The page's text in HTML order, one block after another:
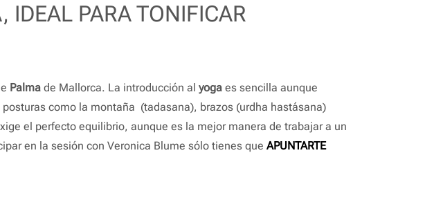
PARA TONIFICAR
Palma de Mallorca. La introducción al yoga es sencilla aunque
como la montaña (tadasana), brazos (urdha hastásana)
el perfecto equilibrio, aunque es la mejor manera de trabajar a un
en la sesión con Veronica Blume sólo tienes que APUNTARTE